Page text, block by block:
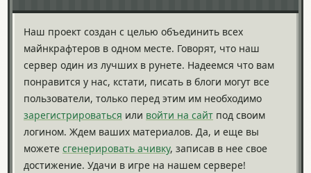
Наш проект создан с целью объединить всех
майнкрафтеров в одном месте. Говорят, что наш
сервер один из лучших в рунете. Надеемся что вам
понравится у нас, кстати, писать в блоги могут все
пользователи, только перед этим им необходимо
зарегистрироваться или войти на сайт под своим
логином. Ждем ваших материалов. Да, и еще вы
можете сгенерировать ачивку, записав в нее свое
достижение. Удачи в игре на нашем сервере!